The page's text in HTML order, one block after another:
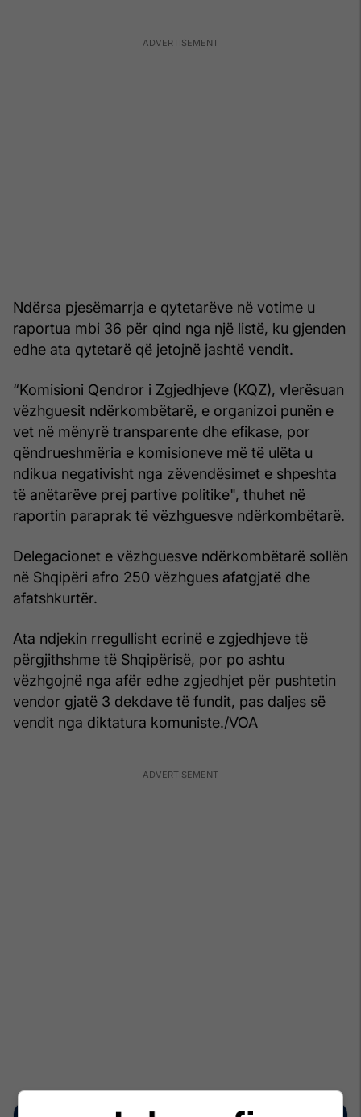
Ndërsa pjesëmarrja e qytetarëve në votime u
raportua mbi 36 për qind nga një listë, ku gjenden
edhe ata qytetarë që jetojnë jashtë vendit.
“Komisioni Qendror i Zgjedhjeve (KQZ), vlerësuan
vëzhguesit ndërkombëtarë, e organizoi punën e
vet në mënyrë transparente dhe efikase, por
qëndrueshmëria e komisioneve më të ulëta u
ndikua negativisht nga zëvendësimet e shpeshta
të anëtarëve prej partive politike", thuhet në
raportin paraprak të vëzhguesve ndërkombëtarë.
Delegacionet e vëzhguesve ndërkombëtarë sollën
në Shqipëri afro 250 vëzhgues afatgjatë dhe
afatshkurtër.
Ata ndjekin rregullisht ecrinë e zgjedhjeve të
përgjithshme të Shqipërisë, por po ashtu
vëzhgojnë nga afër edhe zgjedhjet për pushtetin
vendor gjatë 3 dekdave të fundit, pas daljes së
vendit nga diktatura komuniste./VOA